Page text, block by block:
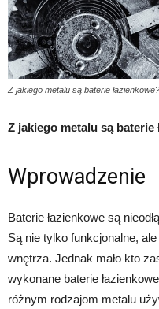
Z jakiego metalu są baterie łazienkowe?
Z jakiego metalu są baterie
Wprowadzenie
Baterie łazienkowe są
Są nie tylko funkcjonalne,
wnętrza. Jednak mało kto
wykonane baterie
różnym rodzajom metalu